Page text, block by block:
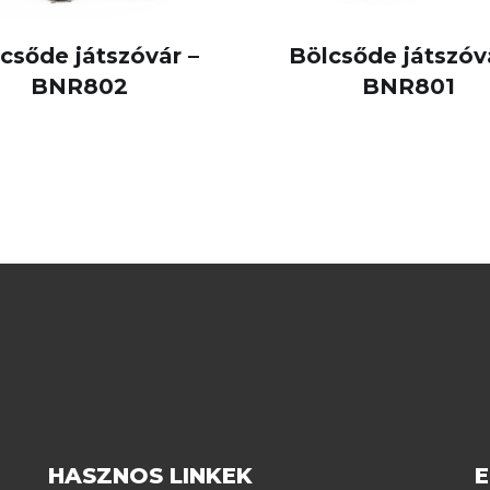
játszóvár –
BNR802
Bölcsőde
BNR801
HASZNOS LINKEK